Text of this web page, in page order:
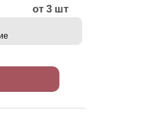
от 3 шт